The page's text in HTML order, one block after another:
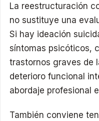
La reestructuración
no sustituye una
Si hay ideación
síntomas psicóticos,
trastornos graves de
deterioro funcional
abordaje profesional
También conviene